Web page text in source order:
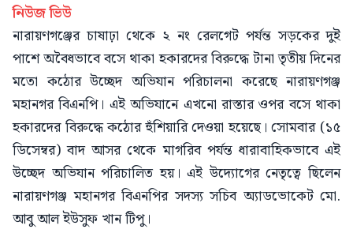
নিউজ ভিউ
নারায়ণগঞ্জের চাষাঢ়া থেকে ২ নং রেলগেট পর্যন্ত সড়কের দুই
পাশে অবৈধভাবে বসে থাকা হকারদের বিরুদ্ধে টানা তৃতীয় দিনের
মতো কঠোর উচ্ছেদ অভিযান পরিচালনা করেছে নারায়ণগঞ্জ
মহানগর বিএনপি। এই অভিযানে এখনো রাস্তার ওপর বসে থাকা
হকারদের বিরুদ্ধে কঠোর হুঁশিয়ারি দেওয়া হয়েছে। সোমবার (১৫
ডিসেম্বর) বাদ আসর থেকে মাগরিব পর্যন্ত ধারাবাহিকভাবে এই
উচ্ছেদ অভিযান পরিচালিত হয়। এই উদ্যোগের নেতৃত্বে ছিলেন
নারায়ণগঞ্জ মহানগর বিএনপির সদস্য সচিব অ্যাডভোকেট মো.
আবু আল ইউসুফ খান টিপু।